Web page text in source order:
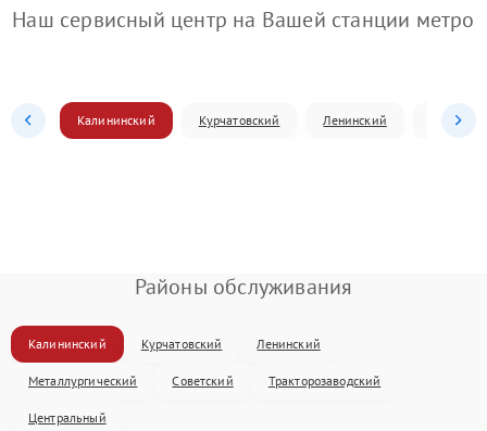
Наш сервисный центр на Вашей станции метро
Калининский Курчатовский Ленинский
Районы обслуживания
Калининский Курчатовский Ленинский
Металлургический Советский Тракторозаводский
Центральный